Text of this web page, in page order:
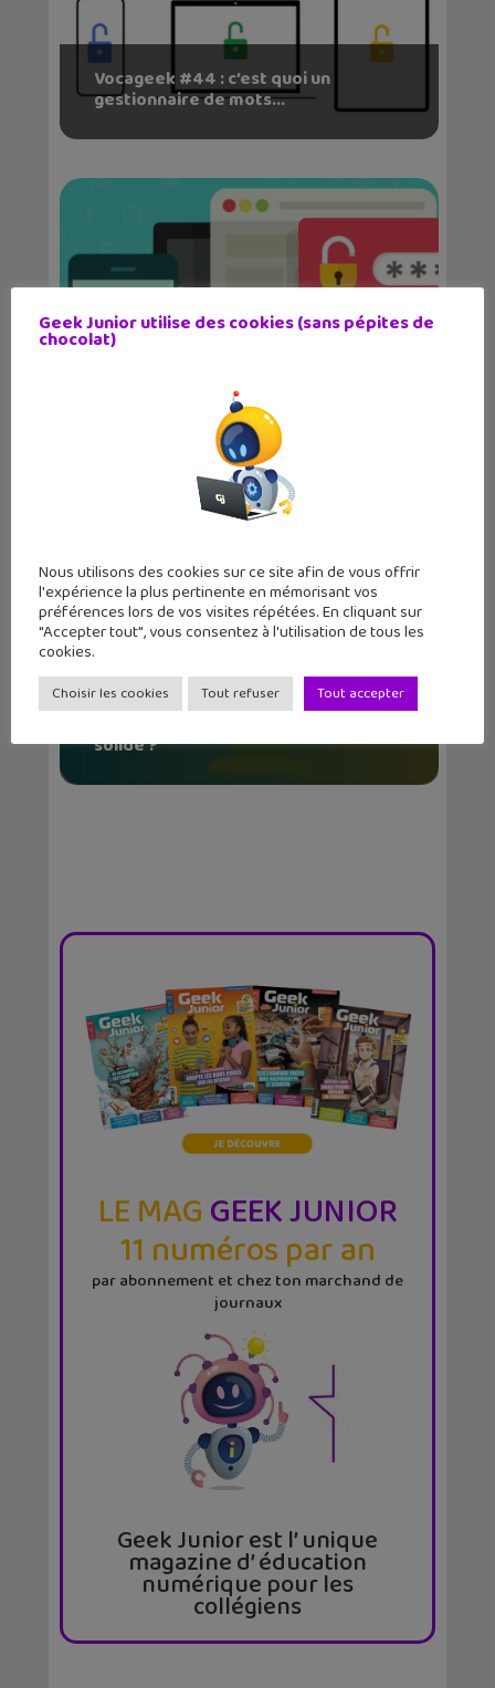
Vocageek #44 : c’est quoi un
gestionnaire de mots...
Vocageek #43 : c’est quoi
l’authentification doubl...
solide ?
LE MAGGEEK JUNIOR
11 numéros par an
par abonnement et chez ton marchand de
journaux
Geek Junior est l’ unique
magazine d’ éducation
numérique pour les
collégiens
Geek Junior utilise des cookies (sans pépites de
chocolat)
Nous utilisons des cookies sur ce site afin de vous offrir
l'expérience la plus pertinente en mémorisant vos
préférences lors de vos visites répétées. En cliquant sur
"Accepter tout", vous consentez à l'utilisation de tous les
cookies.
Choisir les cookies Tout refuser Tout accepter